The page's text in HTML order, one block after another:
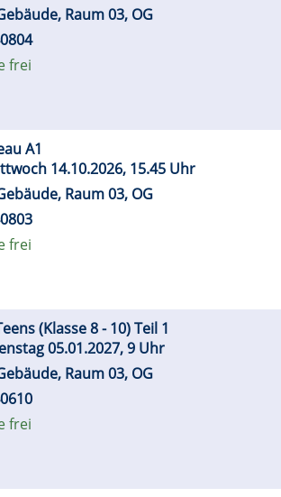
Raum 03, OG
frei
A1
14.10.2026, 15.45 Uhr
Raum 03, OG
frei
(Klasse 8 - 10) Teil 1
05.01.2027, 9 Uhr
Raum 03, OG
frei